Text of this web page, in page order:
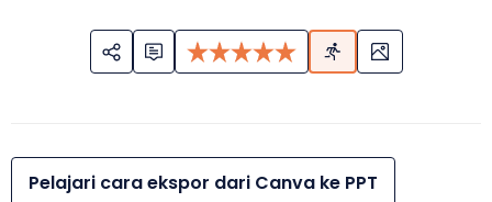
Pelajari cara ekspor dari Canva ke PPT